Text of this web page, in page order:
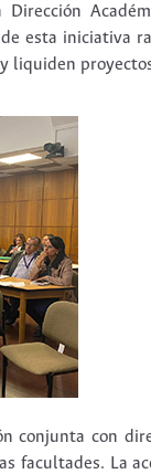
esta iniciativa
liquiden
conjunta con
facultades. La